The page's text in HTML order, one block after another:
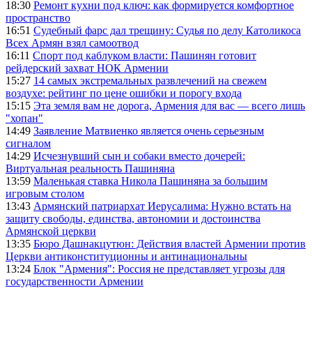
18:30 Ремонт кухни под ключ: как формируется комфортное
пространство
16:51 Судебный фарс дал трещину: Судья по делу Католикоса
Всех Армян взял самоотвод
16:11 Спорт под каблуком власти: Пашинян готовит
рейдерский захват НОК Армении
15:27 14 самых экстремальных развлечений на свежем
воздухе: рейтинг по цене ошибки и порогу входа
15:15 Эта земля вам не дорога, Армения для вас — всего лишь
"хопан"
14:49 Заявление Матвиенко является очень серьезным
сигналом
14:29 Исчезнувший сын и собаки вместо дочерей:
Виртуальная реальность Пашиняна
13:59 Маленькая ставка Никола Пашиняна за большим
игровым столом
13:43 Армянский патриархат Иерусалима: Нужно встать на
защиту свободы, единства, автономии и достоинства
Армянской церкви
13:35 Бюро Дашнакцутюн: Действия властей Армении против
Церкви антиконституционны и антинациональны
13:24 Блок "Армения": Россия не представляет угрозы для
государственности Армении